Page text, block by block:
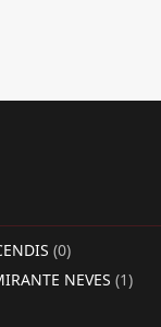
(0)
NEVES (1)